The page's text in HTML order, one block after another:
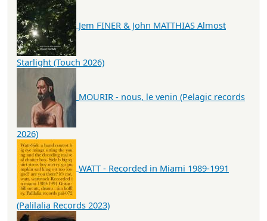
Jem FINER & John MATTHIAS Almost
Starlight (Touch 2026)
MOURIR - nous, le venin (Pelagic records
2026)
WATT - Recorded in Miami 1989-1991
(Palilalia Records 2023)